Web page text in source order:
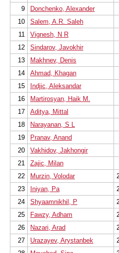
9
Donchenko, Alexander
10
Salem, A.R. Saleh
11
Vignesh, N R
12
Sindarov, Javokhir
13
Makhnev, Denis
14
Ahmad, Khagan
15
Indjic, Aleksandar
16
Martirosyan, Haik M.
17
Aditya, Mittal
18
Narayanan, S L
19
Pranav, Anand
20
Vakhidov, Jakhongir
21
Zajic, Milan
22
Murzin, Volodar
23
Iniyan, Pa
24
Shyaamnikhil, P
25
Fawzy, Adham
26
Nazari, Arad
27
Urazayev, Arystanbek